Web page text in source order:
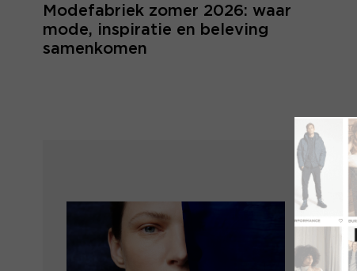
Modefabriek zomer 2026: waar
mode, inspiratie en beleving
samenkomen